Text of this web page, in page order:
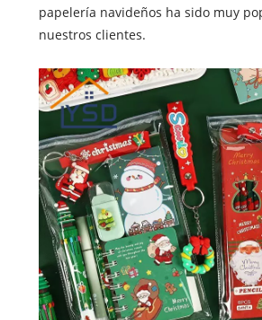
papelería navideños ha sido muy
nuestros clientes.